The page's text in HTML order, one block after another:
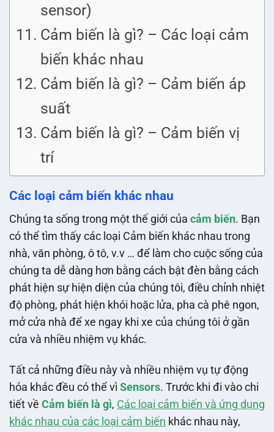
sensor)
Cảm biến là gì? – Các loại cảm
biến khác nhau
Cảm biến là gì? – Cảm biến áp
suất
Cảm biến là gì? – Cảm biến vị
trí
Các loại cảm biến khác nhau
Chúng ta sống trong một thế giới của cảm biến. Bạn
có thể tìm thấy các loại Cảm biến khác nhau trong
nhà, văn phòng, ô tô, v.v … để làm cho cuộc sống của
chúng ta dễ dàng hơn bằng cách bật đèn bằng cách
phát hiện sự hiện diện của chúng tôi, điều chỉnh nhiệt
độ phòng, phát hiện khói hoặc lửa, pha cà phê ngon,
mở cửa nhà để xe ngay khi xe của chúng tôi ở gần
cửa và nhiều nhiệm vụ khác.
Tất cả những điều này và nhiều nhiệm vụ tự động
hóa khác đều có thể vì Sensors. Trước khi đi vào chi
tiết về Cảm biến là gì, Các loại cảm biến và ứng dụng
khác nhau của các loại cảm biến khác nhau này,